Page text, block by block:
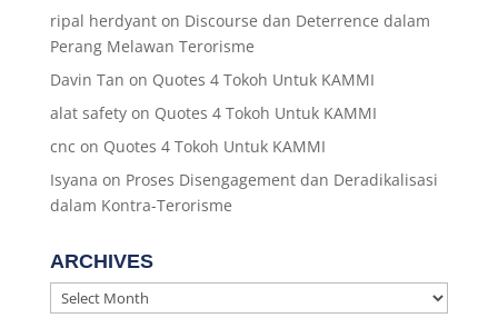
ripal herdyanton Discourse dan Deterrence dalam
Perang Melawan Terorisme
Davin Tan on Quotes 4 Tokoh Untuk KAMMI
alat safetyon Quotes 4 Tokoh Untuk KAMMI
cnc on Quotes 4 Tokoh Untuk KAMMI
Isyana on Proses Disengagement dan Deradikalisasi
dalam Kontra-Terorisme
ARCHIVES
Archives